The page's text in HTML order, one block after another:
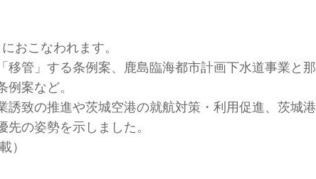
おこなわれます。
管」する条例案、鹿島臨海都市計画下水道事業と那
案など。
致の推進や茨城空港の就航対策・利用促進、茨城港
の姿勢を示しました。
）